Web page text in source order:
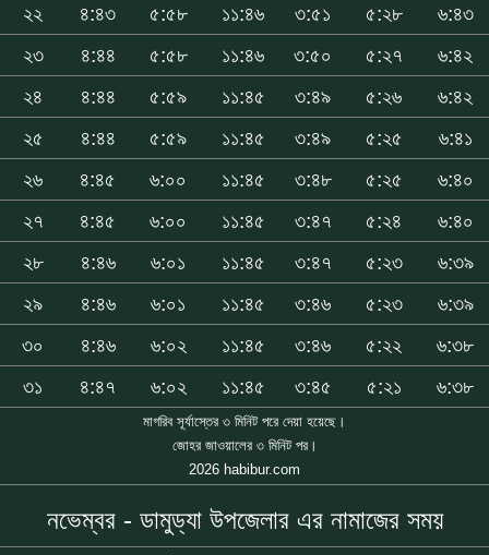
২২
৪:৪৩ ৫:৫৮ ১১:৪৬ ৩:৫১ ৫:২৮
৬:৪৩
২৩
৪:৪৪ ৫:৫৮ ১১:৪৬ ৩:৫০ ৫:২৭
৬:৪২
২৪
৪:৪৪ ৫:৫৯ ১১:৪৫ ৩:৪৯ ৫:২৬
৬:৪২
২৫
৪:৪৪ ৫:৫৯ ১১:৪৫ ৩:৪৯ ৫:২৫
৬:৪১
২৬
৪:৪৫ ৬:০০ ১১:৪৫ ৩:৪৮ ৫:২৫
৬:৪০
২৭
৪:৪৫ ৬:০০ ১১:৪৫ ৩:৪৭ ৫:২৪
৬:৪০
২৮
৪:৪৬ ৬:০১ ১১:৪৫ ৩:৪৭ ৫:২৩
৬:৩৯
২৯
৪:৪৬ ৬:০১ ১১:৪৫ ৩:৪৬ ৫:২৩
৬:৩৯
৩০
৪:৪৬ ৬:০২ ১১:৪৫ ৩:৪৬ ৫:২২
৬:৩৮
৩১
৪:৪৭ ৬:০২ ১১:৪৫ ৩:৪৫ ৫:২১ ৬:৩৮
মাগরিব সূর্যাস্তের ৩ মিনিট পরে দেয়া হয়েছে।
জোহর জাওয়ালের ৩ মিনিট পর।
2026 habibur.com
নভেম্বর - ডামুড্যা উপজেলার এর নামাজের সময়